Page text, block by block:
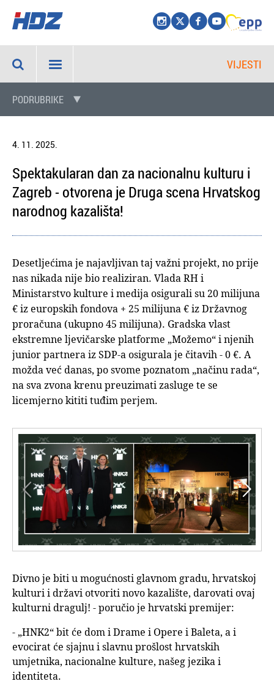
VIJESTI
PODRUBRIKE
4. 11. 2025.
Spektakularan dan za nacionalnu kulturu i
Zagreb - otvorena je Druga scena Hrvatskog
narodnog kazališta!
Desetljećima je najavljivan taj važni projekt, no prije
nas nikada nije bio realiziran. Vlada RH i
Ministarstvo kulture i medija osigurali su 20 milijuna
€ iz europskih fondova + 25 milijuna € iz Državnog
proračuna (ukupno 45 milijuna). Gradska vlast
ekstremne ljevičarske platforme „Možemo“ i njenih
junior partnera iz SDP-a osigurala je čitavih - 0 €. A
možda već danas, po svome poznatom „načinu rada“,
na sva zvona krenu preuzimati zasluge te se
licemjerno kititi tuđim perjem.


Divno je biti u mogućnosti glavnom gradu, hrvatskoj
kulturi i državi otvoriti novo kazalište, darovati ovaj
kulturni dragulj! - poručio je hrvatski premijer:
- „HNK2“ bit će dom i Drame i Opere i Baleta, a i
evocirat će sjajnu i slavnu prošlost hrvatskih
umjetnika, nacionalne kulture, našeg jezika i
identiteta.